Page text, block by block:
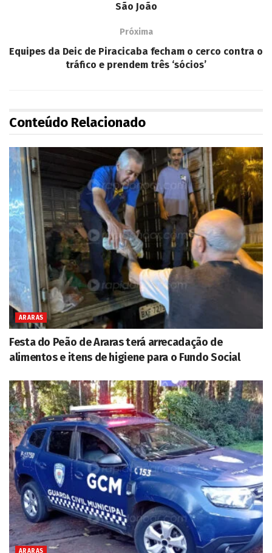
São João
Próxima
Equipes da Deic de Piracicaba fecham o cerco contra o
tráfico e prendem três ‘sócios’
Conteúdo Relacionado
ARARAS
Festa do Peão de Araras terá arrecadação de
alimentos e itens de higiene para o Fundo Social
ARARAS